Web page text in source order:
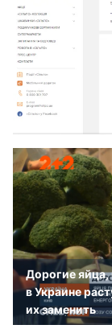
Дорогие яйца,
в Украине
их заменить